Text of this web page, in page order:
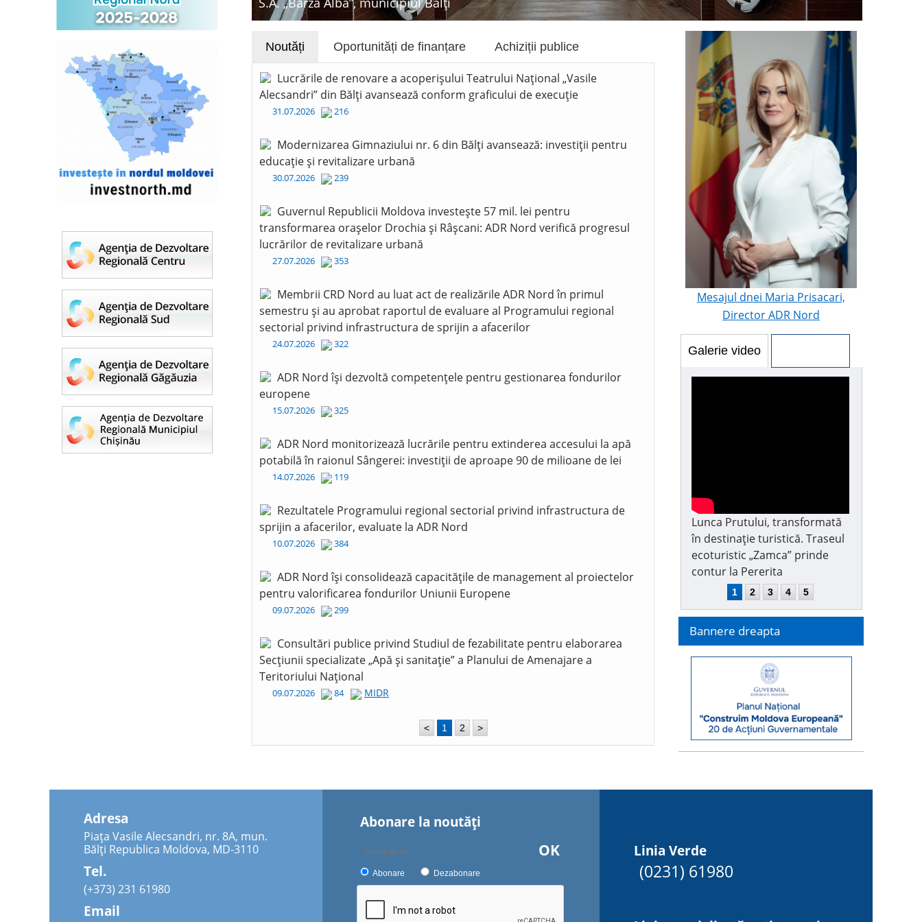
Noutăți Oportunități de finanțare Achiziții publice
Lucrările de renovare a acoperișului Teatrului Național „Vasile
Alecsandri” din Bălți avansează conform graficului de execuție
31.07.2026 216
Modernizarea Gimnaziului nr. 6 din Bălți avansează: investiții pentru
educație și revitalizare urbană
30.07.2026 239
Guvernul Republicii Moldova investește 57 mil. lei pentru
transformarea orașelor Drochia și Râșcani: ADR Nord verifică progresul
lucrărilor de revitalizare urbană
27.07.2026 353
Membrii CRD Nord au luat act de realizările ADR Nord în primul
semestru și au aprobat raportul de evaluare al Programului regional
sectorial privind infrastructura de sprijin a afacerilor
24.07.2026 322
ADR Nord își dezvoltă competențele pentru gestionarea fondurilor
europene
15.07.2026 325
ADR Nord monitorizează lucrările pentru extinderea accesului la apă
potabilă în raionul Sângerei: investiții de aproape 90 de milioane de lei
14.07.2026 119
Rezultatele Programului regional sectorial privind infrastructura de
sprijin a afacerilor, evaluate la ADR Nord
10.07.2026 384
ADR Nord își consolidează capacitățile de management al proiectelor
pentru valorificarea fondurilor Uniunii Europene
09.07.2026 299
Consultări publice privind Studiul de fezabilitate pentru elaborarea
Secțiunii specializate „Apă și sanitație” a Planului de Amenajare a
Teritoriului Național
09.07.2026 84 MIDR
< 1 2 >
Mesajul dnei Maria Prisacari,
Director ADR Nord
Galerie video
Lunca Prutului, transformată
în destinație turistică. Traseul
ecoturistic „Zamca” prinde
contur la Pererita
1 2 3 4 5
Bannere dreapta
Adresa
Piața Vasile Alecsandri, nr. 8A, mun.
Bălți Republica Moldova, MD-3110
Tel.
(+373) 231 61980
Email
Abonare la noutăţi
OK
Abonare Dezabonare
Linia Verde
(0231) 61980